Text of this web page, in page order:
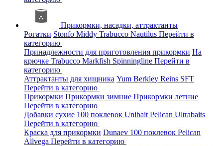
Прикормки, насадки, аттрактанты
Рогатки Stonfo Middy Trabucco Nautilus Перейти в
категорию
Принадлежности для приготовления прикормки На
крючке Trabucco Markfish Spinningline Перейти в
категорию
Аттрактанты для хищника Yum Berkley Reins SFT
Перейти в категорию
Прикормки Прикормки зимние Прикормки летние
Перейти в категорию
Добавки сухие 100 поклевок Unibait Pelican Ultrabaits
Перейти в категорию
Краска для прикормки Dunaev 100 поклевок Pelican
Allvega Перейти в категорию